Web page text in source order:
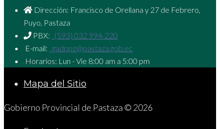
Dirección: Francisco de Orellana y 27 de Febrero,
Puyo, Pastaza
PBX: (593) 032 994-220
E-mail: gadppz@pastaza.gob.ec
Horarios: Lun - Vie 8:00 am a 5:00 pm
Mapa del Sitio
Gobierno Provincial de Pastaza © 2026